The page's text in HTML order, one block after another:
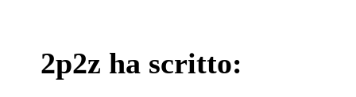
2p2z ha scritto: